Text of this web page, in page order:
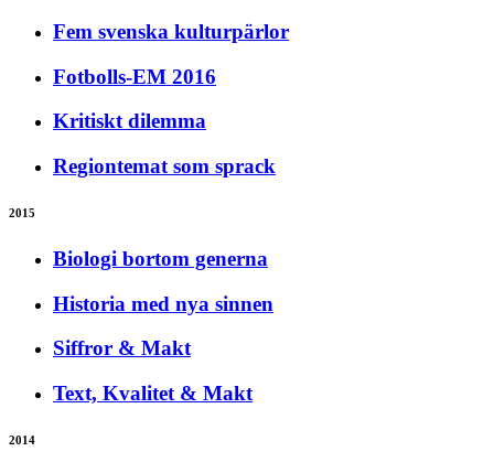
Fem svenska kulturpärlor
Fotbolls-EM 2016
Kritiskt dilemma
Regiontemat som sprack
2015
Biologi bortom generna
Historia med nya sinnen
Siffror & Makt
Text, Kvalitet & Makt
2014